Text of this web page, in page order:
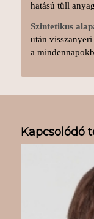
hatású tüll
Szintetikus
után
a
Kapcsolódó